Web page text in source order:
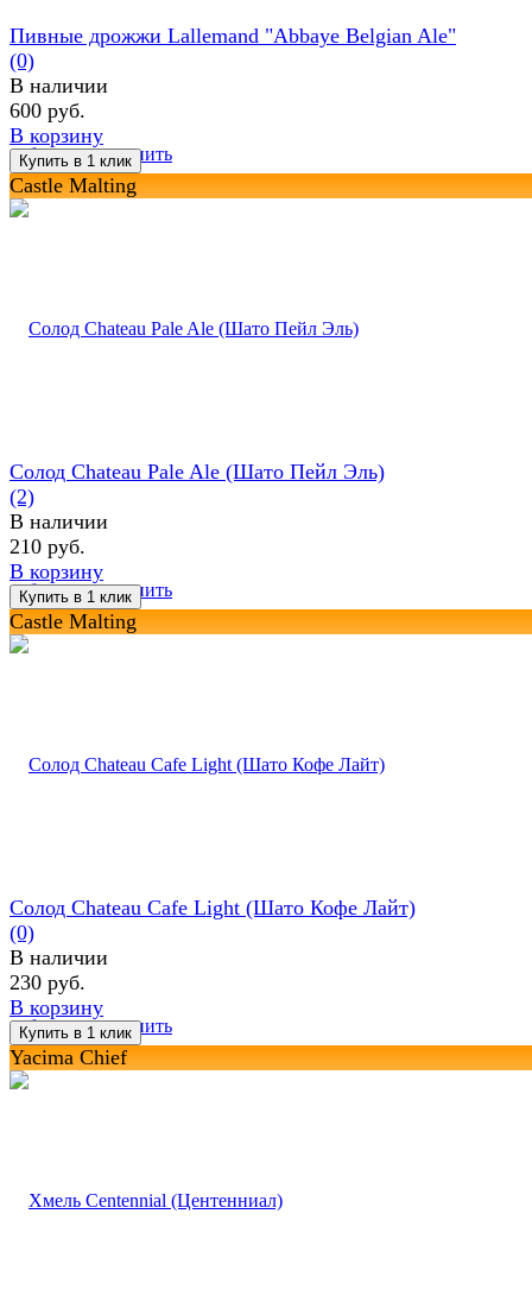
избранное сравнить
Пивные дрожжи Lallemand "Abbaye Belgian Ale"
(0)
В наличии
600 руб.
В корзину
Castle Malting
избранное сравнить
Солод Chateau Pale Ale (Шато Пейл Эль)
(2)
В наличии
210 руб.
В корзину
Castle Malting
избранное сравнить
Солод Chateau Cafe Light (Шато Кофе Лайт)
(0)
В наличии
230 руб.
В корзину
Yacima Chief